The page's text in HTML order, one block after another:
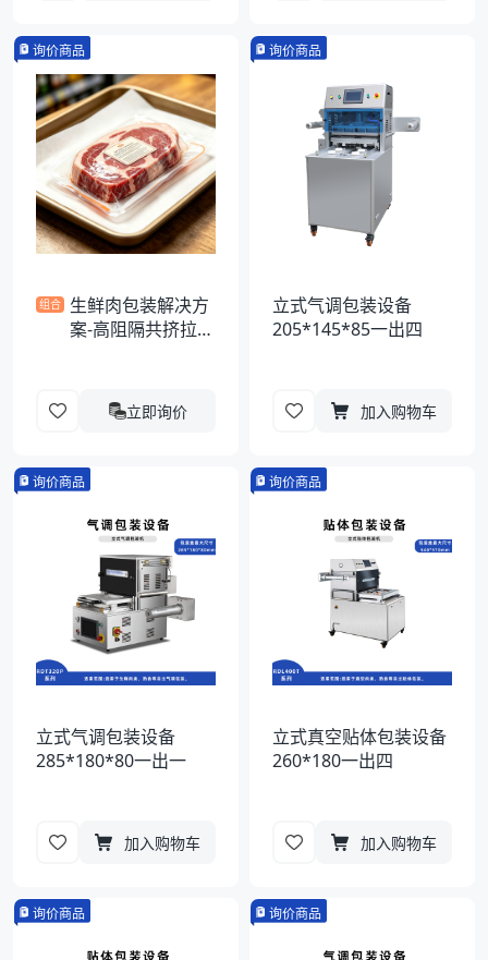
询价商品
组合 生鲜肉包装解决方
案-高阻隔共挤拉伸
立即询价
询价商品
立式气调包装设备
205*145*85一出四
加入购物车
询价商品
立式气调包装设备
285*180*80一出一
加入购物车
询价商品
立式真空贴体包装设备
260*180一出四
加入购物车
询价商品 询价商品